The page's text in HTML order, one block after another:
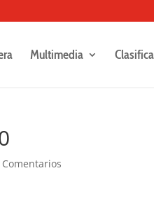
Multimedia
Comentarios